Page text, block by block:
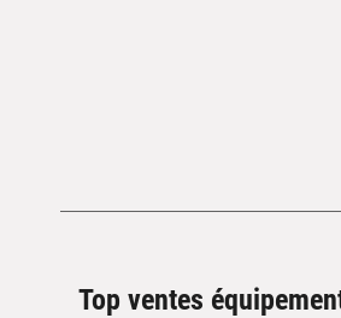
Top ventes